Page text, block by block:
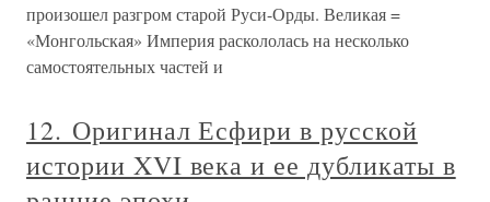
произошел разгром старой Руси-Орды. Великая =
«Монгольская» Империя раскололась на несколько
самостоятельных частей и
12. Оригинал Есфири в русской
истории XVI века и ее дубликаты в